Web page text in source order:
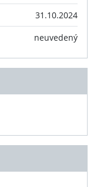
31.10.2024
neuvedený